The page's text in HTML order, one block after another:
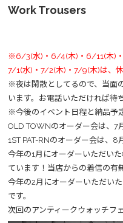
Work Trousers
※6/3(水)・6/4(木)・6/11(木)
7/1(水)・7/2(木)・7/9(木)は、休
※夜は閑散としてるので、当面
います。お電話いただければ待
※今後のイベント日程と納品予
OLD TOWNのオーダー会は、7
1ST PAT-RNのオーダー会は、8
今年の1月にオーダーいただい
ています！当店からの着信の有
今年の2月にオーダーいただい
です。
次回のアンティークウォッチフ